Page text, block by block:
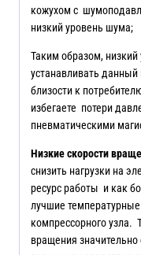
кожухом с
низкий уровень шума;
Таким образом,
устанавливать
близости к
избегаете потери
пневматическими
Низкие скорости
снизить нагрузки на
ресурс работы и как
лучшие температурные
компрессорного узла.
вращения значительно